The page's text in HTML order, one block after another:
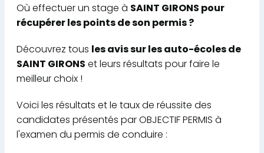
Où effectuer un stage à SAINT GIRONS pour
récupérer les points de son permis ?
Découvrez tous les avis sur les auto-écoles de
SAINT GIRONS et leurs résultats pour faire le
meilleur choix !
Voici les résultats et le taux de réussite des
candidates présentés par OBJECTIF PERMIS à
l'examen du permis de conduire :